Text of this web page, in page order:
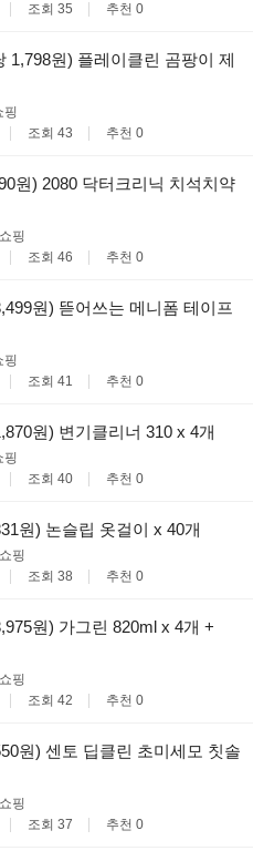
조회 35 추천 0
1,798원) 플레이클린 곰팡이 제
핑
조회 43 추천 0
원) 2080 닥터크리닉 치석치약
핑
조회 46 추천 0
원) 뜯어쓰는 메니폼 테이프
핑
조회 41 추천 0
원) 변기클리너 310 x 4개
핑
조회 40 추천 0
원) 논슬립 옷걸이 x 40개
핑
조회 38 추천 0
원) 가그린 820ml x 4개 +
핑
조회 42 추천 0
원) 센토 딥클린 초미세모 칫솔
핑
조회 37 추천 0